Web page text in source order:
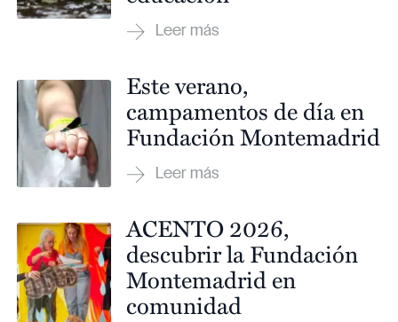
Este verano,
campamentos de día en
Fundación Montemadrid
ACENTO 2026,
descubrir la Fundación
Montemadrid en
comunidad